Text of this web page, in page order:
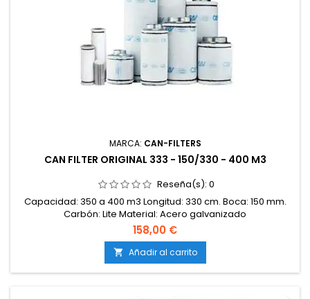
MARCA: CAN-FILTERS
CAN FILTER ORIGINAL 333 - 150/330 - 400 M3
Reseña(s): 0
Capacidad: 350 a 400 m3 Longitud: 330 cm. Boca: 150 mm.
Carbón: Lite Material: Acero galvanizado
158,00 €
 Añadir al carrito